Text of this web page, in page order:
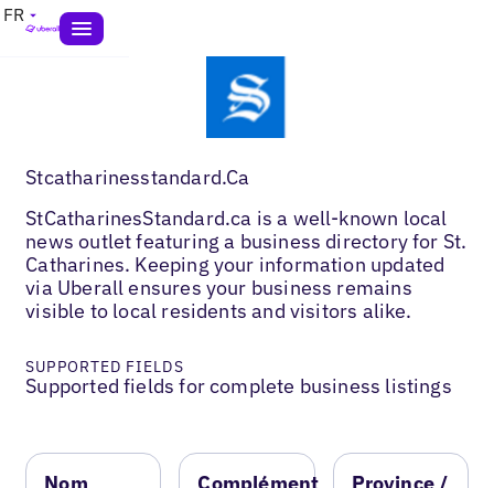
FR
Stcatharinesstandard.Ca
StCatharinesStandard.ca is a well-known local
news outlet featuring a business directory for St.
Catharines. Keeping your information updated
via Uberall ensures your business remains
visible to local residents and visitors alike.
SUPPORTED FIELDS
Supported fields for complete business listings
Nom
Complément
Province /